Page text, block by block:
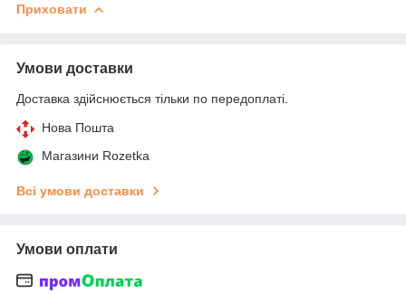
Приховати
Умови доставки
Доставка здійснюється тільки по передоплаті.
Нова Пошта
Магазини Rozetka
Всі умови доставки
Умови оплати